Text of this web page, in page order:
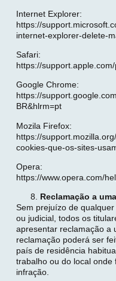
Internet Explorer:
https://
internet-explorer-delete-
Safari:
https://
Google Chrome:
https://
BR&hlrm=pt
Mozila Firefox:
https://
cookies-que-os-sites-
Opera:
https://www.opera.com/
Reclamação a
Sem prejuízo de
ou judicial, todos os
apresentar reclamação a
reclamação poderá ser
país de residência
trabalho ou do local
infração.